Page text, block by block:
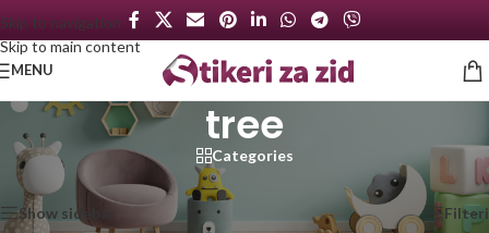
Skip to navigation
Skip to main content
MENU
tree
Categories
Početna
Proizvod označen „tree“ Prikazan jedan rezultat
Show sidebar Filteri